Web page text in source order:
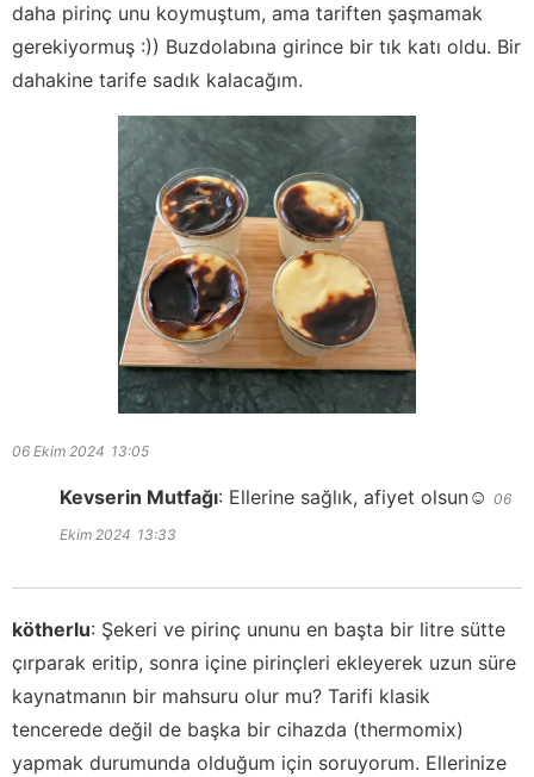
daha pirinç unu koymuştum, ama tariften şaşmamak
gerekiyormuş :)) Buzdolabına girince bir tık katı oldu. Bir
dahakine tarife sadık kalacağım.
06 Ekim 2024 13:05
Kevserin Mutfağı: Ellerine sağlık, afiyet olsun☺️ 06
Ekim 2024 13:33
kötherlu: Şekeri ve pirinç ununu en başta bir litre sütte
çırparak eritip, sonra içine pirinçleri ekleyerek uzun süre
kaynatmanın bir mahsuru olur mu? Tarifi klasik
tencerede değil de başka bir cihazda (thermomix)
yapmak durumunda olduğum için soruyorum. Ellerinize